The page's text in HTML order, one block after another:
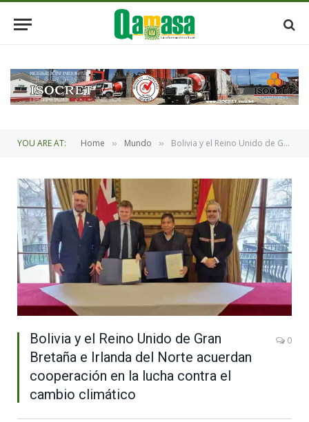
YOU ARE AT: Home » Mundo » Bolivia y el Reino Unido de Gran Bretaña e Irlanda del Norte acuerdan cooperación en la lucha contra el cambio climático
Bolivia y el Reino Unido de Gran
Bretaña e Irlanda del Norte acuerdan
cooperación en la lucha contra el
cambio climático
0